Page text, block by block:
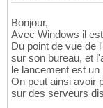
Bonjour,
Avec Windows il
Du point de vue de
sur son bureau, et
le lancement est un
On peut ainsi avoir
sur des serveurs